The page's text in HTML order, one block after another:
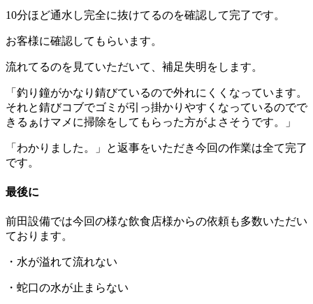
10分ほど通水し完全に抜けてるのを確認して完了です。
お客様に確認してもらいます。
流れてるのを見ていただいて、補足失明をします。
「釣り鐘がかなり錆びているので外れにくくなっています。
それと錆びコブでゴミが引っ掛かりやすくなっているのでで
きるぁけマメに掃除をしてもらった方がよさそうです。」
「わかりました。」と返事をいただき今回の作業は全て完了
です。
最後に
前田設備では今回の様な飲食店様からの依頼も多数いただい
ております。
・水が溢れて流れない
・蛇口の水が止まらない